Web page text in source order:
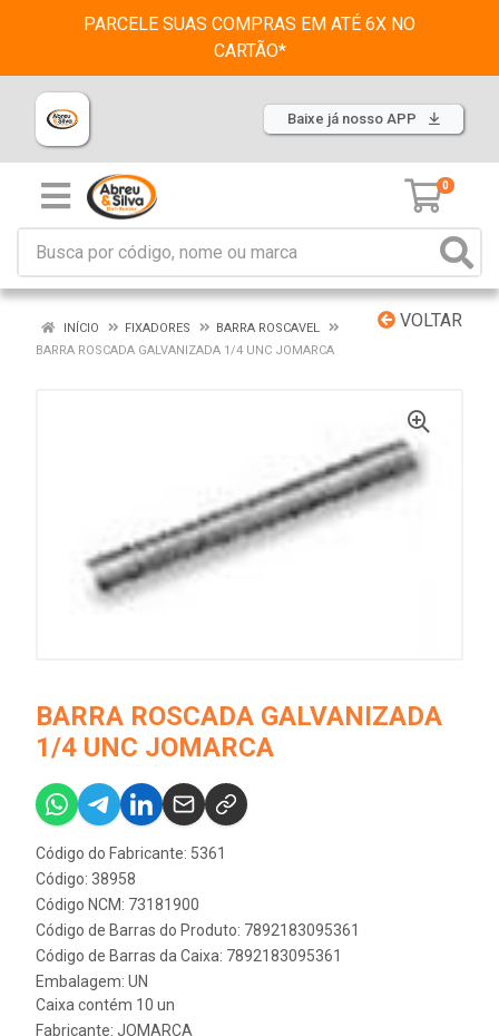
PARCELE SUAS COMPRAS EM ATÉ 6X NO
CARTÃO*
Baixe já nosso APP
0
VOLTAR
INÍCIO FIXADORES
BARRA ROSCAVEL
BARRA ROSCADA GALVANIZADA 1/4 UNC JOMARCA
BARRA ROSCADA GALVANIZADA
1/4 UNC JOMARCA
Código do Fabricante: 5361
Código: 38958
Código NCM: 73181900
Código de Barras do Produto: 7892183095361
Código de Barras da Caixa: 7892183095361
Embalagem: UN
Caixa contém 10 un
Fabricante: JOMARCA